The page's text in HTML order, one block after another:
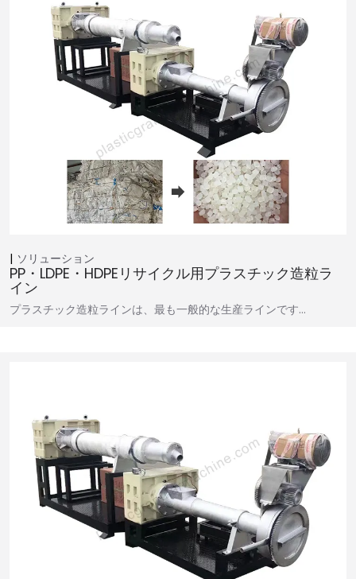
ソリューション
PP・LDPE・HDPEリサイクル用プラスチック造粒ラ
イン
プラスチック造粒ラインは、最も一般的な生産ラインです…